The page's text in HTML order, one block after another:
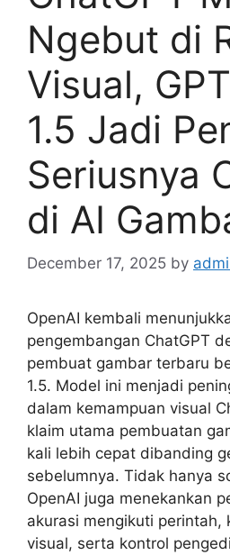
Ngebut di
Visual,
1.5 Jadi
Seriusnya
di AI
December 17, 2025 by
OpenAI kembali
pengembangan ChatGPT
pembuat gambar terbaru
1.5. Model ini menjadi
dalam kemampuan visual
klaim utama pembuatan
kali lebih cepat dibanding
sebelumnya. Tidak hanya
OpenAI juga menekankan
akurasi mengikuti perintah,
visual, serta kontrol